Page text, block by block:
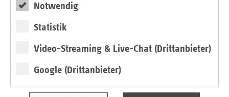
Notwendig
Statistik
Video-Streaming & Live-Chat (Drittanbieter)
Google (Drittanbieter)
Nur knapp 50 Prozent mit schriftlich
dokumentierter Spendebereitschaft
Neben der großen Bedeutung, die dieser Entscheidung
zukommt, weist Kirsten Jüttner noch auf einen weiteren
wichtigen Punkt hin: „Die Studie der BZgA hat auch
gezeigt, dass zwar 61 Prozent der Befragten für sich zu